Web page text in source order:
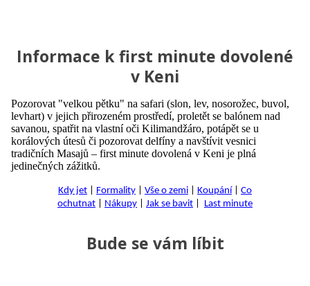
Informace k first minute dovolené
v Keni
Pozorovat "velkou pětku" na safari (slon, lev, nosorožec, buvol,
levhart) v jejich přirozeném prostředí, proletět se balónem nad
savanou, spatřit na vlastní oči Kilimandžáro, potápět se u
korálových útesů či pozorovat delfíny a navštívit vesnici
tradičních Masajů – first minute dovolená v Keni je plná
jedinečných zážitků.
Kdy jet Formality Vše o zemi Koupání
Co
ochutnat
Nákupy Jak se bavit Last minute
Bude se vám líbit